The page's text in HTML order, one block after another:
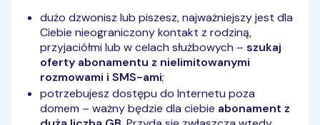
dużo dzwonisz lub piszesz, najważniejszy jest dla
Ciebie nieograniczony kontakt z rodziną,
przyjaciółmi lub w celach służbowych – szukaj
oferty abonamentu z nielimitowanymi
rozmowami i SMS-ami;
potrzebujesz dostępu do Internetu poza
domem – ważny będzie dla ciebie abonament z